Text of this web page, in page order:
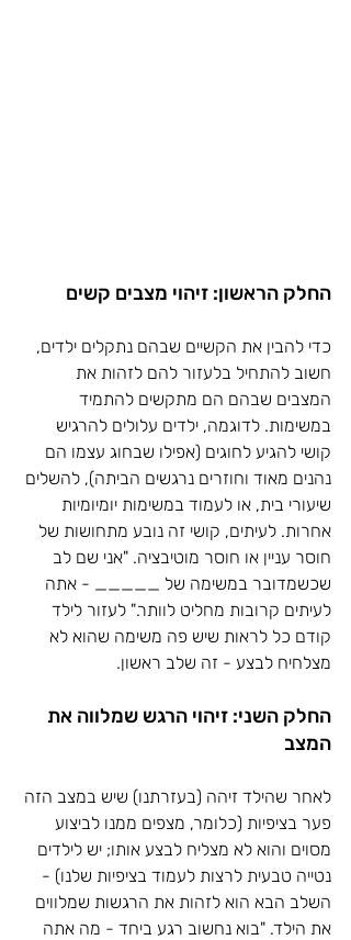
החלק הראשון: זיהוי מצבים קשים
כדי להבין את הקשיים שבהם נתקלים ילדים,
חשוב להתחיל בלעזור להם לזהות את
המצבים שבהם הם מתקשים להתמיד
במשימות. לדוגמה, ילדים עלולים להרגיש
קושי להגיע לחוגים (אפילו שבחוג עצמו הם
נהנים מאוד וחוזרים נרגשים הביתה), להשלים
שיעורי בית, או לעמוד במשימות יומיומיות
אחרות. לעיתים, קושי זה נובע מתחושות של
חוסר עניין או חוסר מוטיבציה. "אני שם לב
שכשמדובר במשימה של _____ - אתה
לעיתים קרובות מחליט לוותר." לעזור לילד
קודם כל לראות שיש פה משימה שהוא לא
מצלחיח לבצע - זה שלב ראשון.
החלק השני: זיהוי הרגש שמלווה את
המצב
לאחר שהילד זיהה (בעזרתנו) שיש במצב הזה
פער בציפיות (כלומר, מצפים ממנו לביצוע
מסוים והוא לא מצליח לבצע אותו; יש לילדים
נטייה טבעית לרצות לעמוד בציפיות שלנו) -
השלב הבא הוא לזהות את הרגשות שמלווים
את הילד. "בוא נחשוב רגע ביחד - מה אתה